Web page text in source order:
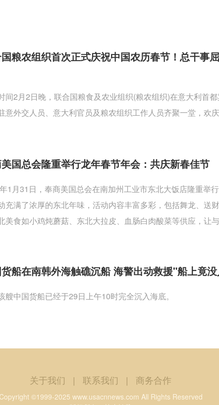
粮农组织首次正式庆祝中国农历春节！总干事
间2月2日晚，联合国粮食及农业组织(粮农组织)在意大利首
意外交人员、意大利官员及粮农组织工作人员齐聚一堂，欢庆
国总会隆重举行龙年春节年会：共庆新春佳节
1月31日，奉商美国总会在南加州工业市东北大饭店隆重举
充满了浓厚的东北年味，活动内容丰富多彩，包括舞龙、送
美食如小鸡炖蘑菇、东北大拉皮、血肠白肉酸菜等供应，让
船在南韩外海触礁沉船 海警出动救援"船上竟
艘中国货船已经于29日上午10时完全沉入海底。
关于我们 | 联系我们 | 商务合作
Copyright ©1999-2025 www.usacnnews.com All Rights Reserved